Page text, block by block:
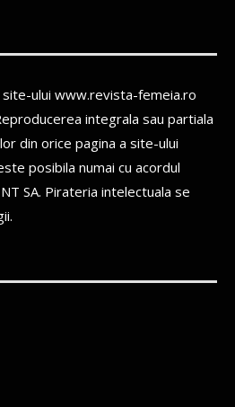
ului www.revista-femeia.ro
integrala sau partiala
din orice pagina a site-ului
posibila numai cu acordul
SA. Pirateria intelectuala se